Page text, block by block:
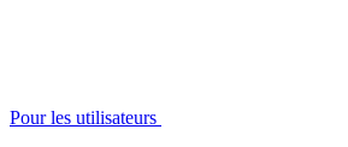
Pour les utilisateurs